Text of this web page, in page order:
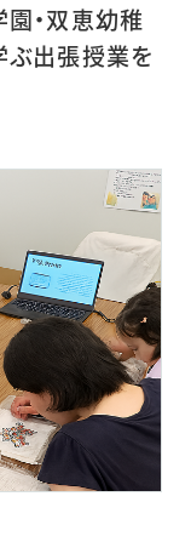
・双恵幼稚
ぶ出張授業を